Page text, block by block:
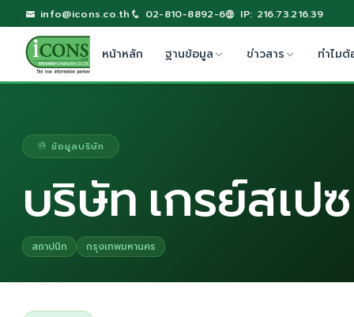
info@icons.co.th 02-810-8892-6 IP: 216.73.216.39
หน้าหลัก ฐานข้อมูล ข่าวสาร ทำไมต้
ข้อมูลบริษัท
บริษัท เกรย์สเป
สถาปนิก กรุงเทพมหานคร